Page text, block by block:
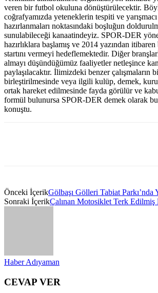
veren bir futbol okuluna dönüştürülecektir.
coğrafyamızda yeteneklerin tespiti ve yarışmacı
hazırlanmaları noktasındaki boşluğun
sunulabileceği kanaatindeyiz. SPOR-DER
hazırlıklara başlamış ve 2014 yazından itibaren
startını vermeyi hedeflemektedir. Diğer
almayı düşündüğümüz faaliyetler netleşince
paylaşılacaktır. İlimizdeki benzer çalışmaların
birleştirilmesinde veya ilgili kulüp, demek,
ortak hareket edilmesinde fayda görülür ve
formül bulunursa SPOR-DER demek olarak
konuştu.
Önceki İçerikGölbaşı Gölleri Tabiat Parkı’nda
Sonraki İçerikÇalınan Motosiklet Terk
Haber Adıyaman
CEVAP VER